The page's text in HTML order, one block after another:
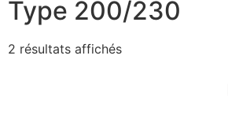
Type 200/230
2 résultats affichés